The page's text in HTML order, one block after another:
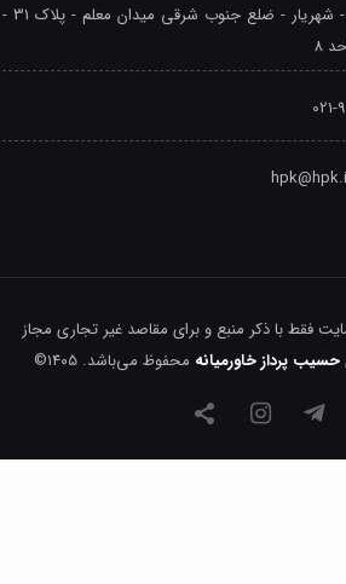
آدرس پستی: تهران - شهريار - ضلع جنوب شرقی میدان معلم - پلاک 31 -
فقط با ذکر منبع و برای مقاصد غیر تجاری مجاز
حسیب پرداز خاورمیانه محفوظ می‌باشد. ۱۴۰۵©